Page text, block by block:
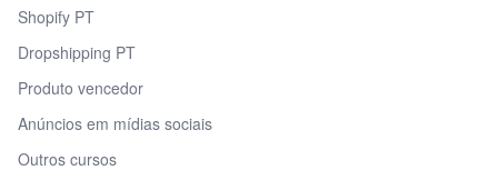
Shopify PT
Dropshipping PT
Produto vencedor
Anúncios em mídias sociais
Outros cursos